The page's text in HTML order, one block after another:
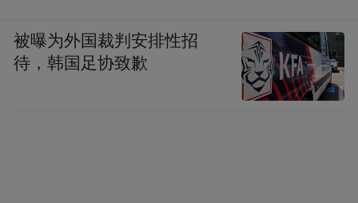
被曝为外国裁判安排性招
待，韩国足协致歉